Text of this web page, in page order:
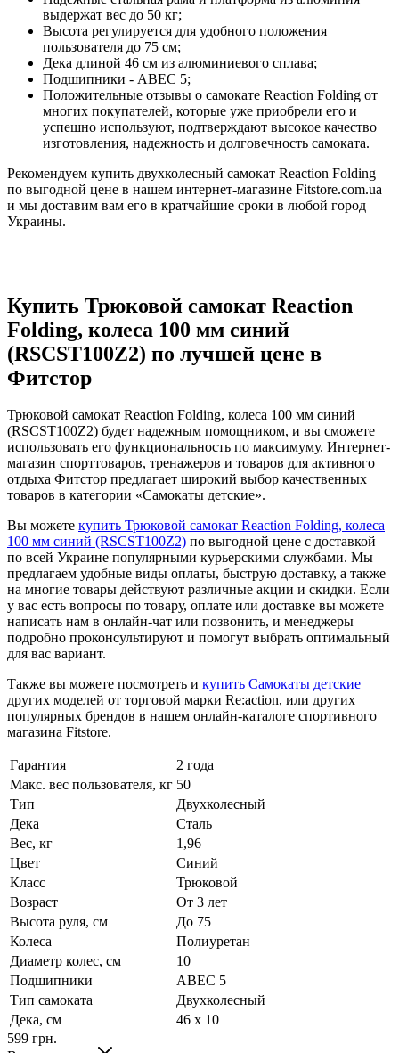
выдержат вес до 50 кг;
Высота регулируется для удобного положения
пользователя до 75 см;
Дека длиной 46 см из алюминиевого сплава;
Подшипники - АВЕС 5;
Положительные отзывы о самокате Reaction Folding от
многих покупателей, которые уже приобрели его и
успешно используют, подтверждают высокое качество
изготовления, надежность и долговечность самоката.
Рекомендуем купить двухколесный самокат Reaction Folding
по выгодной цене в нашем интернет-магазине Fitstore.com.ua
и мы доставим вам его в кратчайшие сроки в любой город
Украины.
Купить Трюковой самокат Reaction
Folding, колеса 100 мм синий
(RSCST100Z2) по лучшей цене в
Фитстор
Трюковой самокат Reaction Folding, колеса 100 мм синий
(RSCST100Z2) будет надежным помощником, и вы сможете
использовать его функциональность по максимуму. Интернет-
магазин спорттоваров, тренажеров и товаров для активного
отдыха Фитстор предлагает широкий выбор качественных
товаров в категории «Самокаты детские».
Вы можете купить Трюковой самокат Reaction Folding, колеса
100 мм синий (RSCST100Z2) по выгодной цене с доставкой
по всей Украине популярными курьерскими службами. Мы
предлагаем удобные виды оплаты, быструю доставку, а также
на многие товары действуют различные акции и скидки. Если
у вас есть вопросы по товару, оплате или доставке вы можете
написать нам в онлайн-чат или позвонить, и менеджеры
подробно проконсультируют и помогут выбрать оптимальный
для вас вариант.
Также вы можете посмотреть и купить Самокаты детские
других моделей от торговой марки Re:action, или других
популярных брендов в нашем онлайн-каталоге спортивного
магазина Fitstore.
Гарантия
2 года
Макс. вес пользователя, кг 50
Тип
Двухколесный
Дека
Сталь
Вес, кг
1,96
Цвет
Синий
Класс
Трюковой
Возраст
От 3 лет
Высота руля, см
До 75
Колеса
Полиуретан
Диаметр колес, см
10
Подшипники
ABEC 5
Тип самоката
Двухколесный
Дека, см
46 х 10
599 грн.